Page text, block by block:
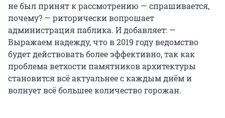
не был принят к рассмотрению — спрашивается,
почему? — риторически вопрошает
администрация паблика. И добавляет: —
Выражаем надежду, что в 2019 году ведомство
будет действовать более эффективно, так как
проблема ветхости памятников архитектуры
становится всё актуальнее с каждым днём и
волнует всё большее количество горожан.